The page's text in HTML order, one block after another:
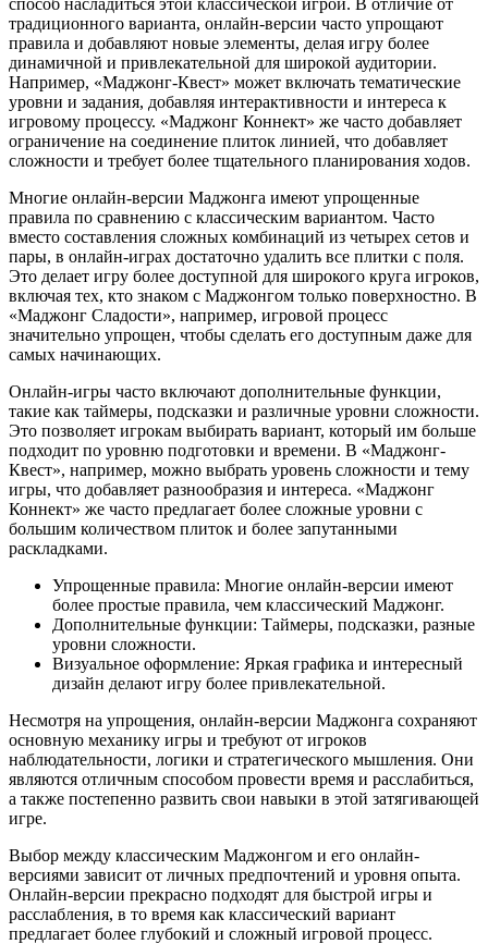
традиционного варианта, онлайн-версии часто упрощают
правила и добавляют новые элементы, делая игру более
динамичной и привлекательной для широкой аудитории.
Например, «Маджонг-Квест» может включать тематические
уровни и задания, добавляя интерактивности и интереса к
игровому процессу. «Маджонг Коннект» же часто добавляет
ограничение на соединение плиток линией, что добавляет
сложности и требует более тщательного планирования ходов.
Многие онлайн-версии Маджонга имеют упрощенные
правила по сравнению с классическим вариантом. Часто
вместо составления сложных комбинаций из четырех сетов и
пары, в онлайн-играх достаточно удалить все плитки с поля.
Это делает игру более доступной для широкого круга игроков,
включая тех, кто знаком с Маджонгом только поверхностно. В
«Маджонг Сладости», например, игровой процесс
значительно упрощен, чтобы сделать его доступным даже для
самых начинающих.
Онлайн-игры часто включают дополнительные функции,
такие как таймеры, подсказки и различные уровни сложности.
Это позволяет игрокам выбирать вариант, который им больше
подходит по уровню подготовки и времени. В «Маджонг-
Квест», например, можно выбрать уровень сложности и тему
игры, что добавляет разнообразия и интереса. «Маджонг
Коннект» же часто предлагает более сложные уровни с
большим количеством плиток и более запутанными
раскладками.
Упрощенные правила: Многие онлайн-версии имеют
более простые правила, чем классический Маджонг.
Дополнительные функции: Таймеры, подсказки, разные
уровни сложности.
Визуальное оформление: Яркая графика и интересный
дизайн делают игру более привлекательной.
Несмотря на упрощения, онлайн-версии Маджонга сохраняют
основную механику игры и требуют от игроков
наблюдательности, логики и стратегического мышления. Они
являются отличным способом провести время и расслабиться,
а также постепенно развить свои навыки в этой затягивающей
игре.
Выбор между классическим Маджонгом и его онлайн-
версиями зависит от личных предпочтений и уровня опыта.
Онлайн-версии прекрасно подходят для быстрой игры и
расслабления, в то время как классический вариант
предлагает более глубокий и сложный игровой процесс.